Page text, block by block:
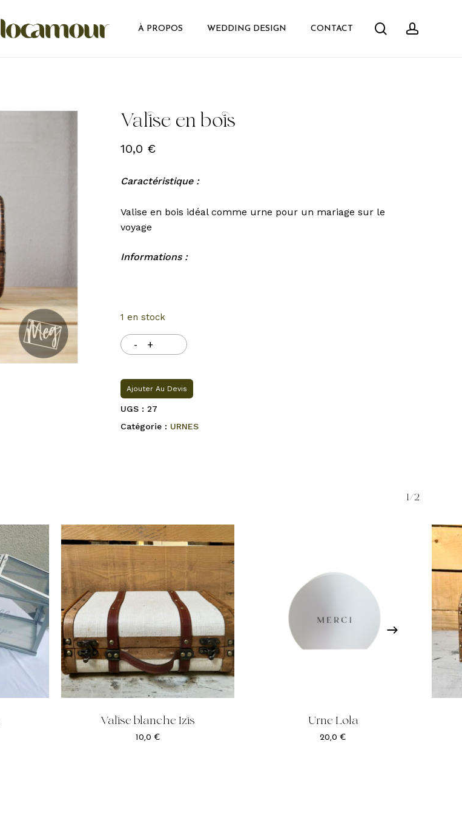
À PROPOS WEDDING DESIGN CONTACT search
Valise en bois
10,0 €
Caractéristique :
Valise en bois idéal comme urne pour un mariage sur le
voyage
Informations :
1 en stock
Ajouter Au Devis
UGS :27
Catégorie : URNES
1/2
Valise blanche Izis
10,0 €
Urne Lola
20,0 €